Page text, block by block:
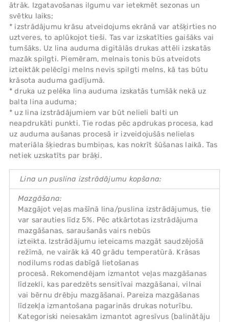
ātrāk. Izgatavošanas ilgumu var ietekmēt sezonas un
svētku laiks;
* izstrādājumu krāsu atveidojums ekrānā var atšķirties no
uztveres, to aplūkojot tieši. Tas var izskatīties gaišāks vai
tumšāks. Uz lina auduma digitālās drukas attēli izskatās
mazāk spilgti. Piemēram, melnais tonis būs atveidots
izteiktāk pelēcīgi melns nevis spilgti melns, kā tas būtu
krāsota auduma gadījumā.
* druka uz pelēka lina auduma izskatās tumšāk nekā uz
balta lina auduma;
* uz lina izstrādājumiem var būt nelieli balti un
neapdrukāti punkti. Tie rodas pēc apdrukas procesa, kad
uz auduma aušanas procesā ir izveidojušās nelielas
materiāla šķiedras bumbiņas, kas nokrīt šūšanas laikā. Tas
netiek uzskatīts par brāķi.
Lina un puslina izstrādājumu kopšana:
Mazgāšana:
Mazgājot veļas mašīnā lina/puslina izstrādājumus, tie
var sarauties līdz 5%. Pēc atkārtotas izstrādājuma
mazgāšanas, saraušanās vairs nebūs
izteikta. Izstrādājumu ieteicams mazgāt saudzējošā
režīmā, ne vairāk kā 40 grādu temperatūrā. Krāsas
nodilums rodas dabīgā lietošanas
procesā. Rekomendējam izmantot veļas mazgāšanas
līdzekli, kas paredzēts sensitīvai mazgāšanai, vilnai
vai bērnu drēbju mazgāšanai. Pareiza mazgāšanas
līdzekļa izmantošana pagarinās drukas noturību.
Kategoriski neiesakām izmantot agresīvus (balinātāju